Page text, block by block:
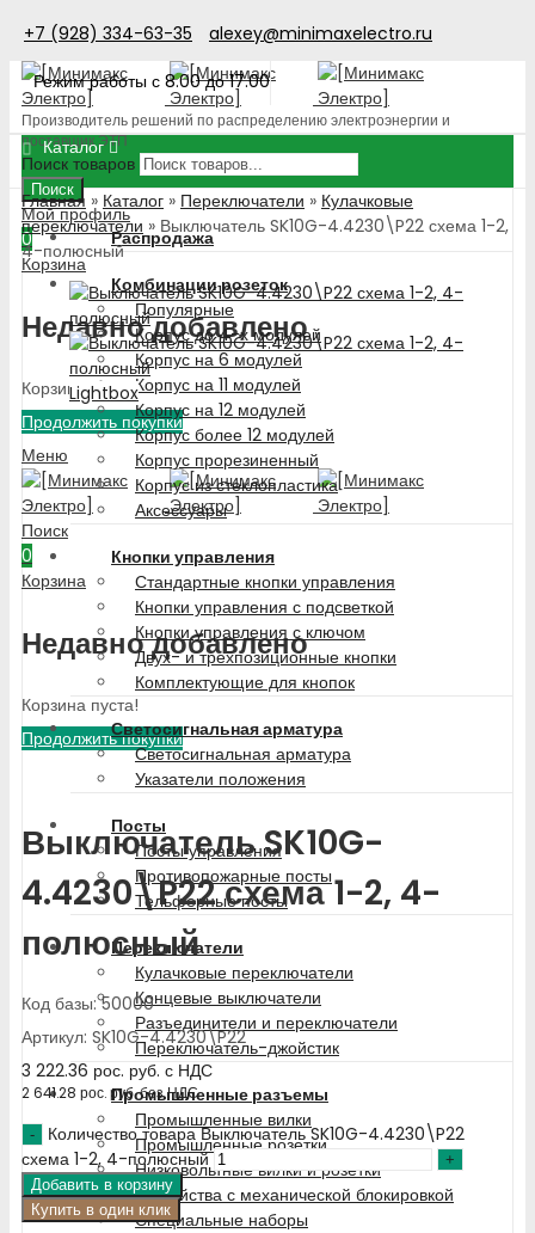
+7 (928) 334-63-35
alexey@minimaxelectro.ru
Режим работы с 8.00 до 17.00
Производитель решений по распределению электроэнергии и
поставщик ЭТП
Поиск товаров
Поиск
Мой профиль
0
Корзина
Недавно добавлено
Корзина пуста!
Продолжить покупки
Меню
Поиск
0
Корзина
Недавно добавлено
Корзина пуста!
Продолжить покупки
Каталог
Распродажа
Комбинации розеток
Популярные
Корпус до 4-х модулей
Корпус на 6 модулей
Корпус на 11 модулей
Корпус на 12 модулей
Корпус более 12 модулей
Корпус прорезиненный
Корпус из стеклопластика
Аксессуары
Кнопки управления
Стандартные кнопки управления
Кнопки управления с подсветкой
Кнопки управления с ключом
Двух- и трехпозиционные кнопки
Комплектующие для кнопок
Светосигнальная арматура
Светосигнальная арматура
Указатели положения
Посты
Посты управления
Противопожарные посты
Тельферные посты
Переключатели
Кулачковые переключатели
Концевые выключатели
Разъединители и переключатели
Переключатель-джойстик
Промышленные разъемы
Промышленные вилки
Промышленные розетки
Низковольтные вилки и розетки
Устройства с механической блокировкой
Специальные наборы
Главная » Каталог » Переключатели » Кулачковые
переключатели » Выключатель SK10G-4.4230\P22 схема 1-2,
4-полюсный
Lightbox
Выключатель SK10G-
4.4230\P22 схема 1-2, 4-
полюсный
Код базы: 50000
Артикул: SK10G-4.4230\P22
3 222.36 рос. руб. с НДС
2 641.28 рос. руб.без НДС
Количество товара Выключатель SK10G-4.4230\P22
схема 1-2, 4-полюсный
Добавить в корзину
Купить в один клик